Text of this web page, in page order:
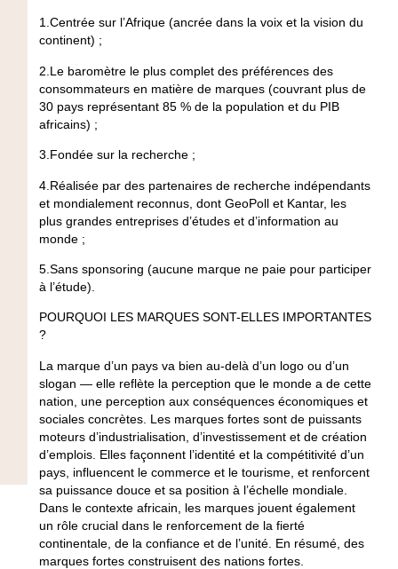
1.Centrée sur l’Afrique (ancrée dans la voix et la vision du
continent) ;
2.Le baromètre le plus complet des préférences des
consommateurs en matière de marques (couvrant plus de
30 pays représentant 85 % de la population et du PIB
africains) ;
3.Fondée sur la recherche ;
4.Réalisée par des partenaires de recherche indépendants
et mondialement reconnus, dont GeoPoll et Kantar, les
plus grandes entreprises d’études et d’information au
monde ;
5.Sans sponsoring (aucune marque ne paie pour participer
à l’étude).
POURQUOI LES MARQUES SONT-ELLES IMPORTANTES
?
La marque d’un pays va bien au-delà d’un logo ou d’un
slogan — elle reflète la perception que le monde a de cette
nation, une perception aux conséquences économiques et
sociales concrètes. Les marques fortes sont de puissants
moteurs d’industrialisation, d’investissement et de création
d’emplois. Elles façonnent l’identité et la compétitivité d’un
pays, influencent le commerce et le tourisme, et renforcent
sa puissance douce et sa position à l’échelle mondiale.
Dans le contexte africain, les marques jouent également
un rôle crucial dans le renforcement de la fierté
continentale, de la confiance et de l’unité. En résumé, des
marques fortes construisent des nations fortes.